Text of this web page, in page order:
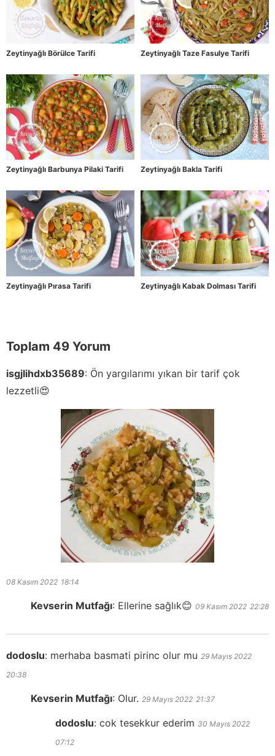
Zeytinyağlı Börülce Tarifi Zeytinyağlı Taze Fasulye Tarifi
Zeytinyağlı Barbunya Pilaki Tarifi Zeytinyağlı Bakla Tarifi
Zeytinyağlı Pırasa Tarifi Zeytinyağlı Kabak Dolması Tarifi
Toplam 49 Yorum
isgjlihdxb35689: Ön yargılarımı yıkan bir tarif çok
lezzetli😍
08 Kasım 2022 18:14
Kevserin Mutfağı: Ellerine sağlık😊 09 Kasım 2022 22:28
dodoslu: merhaba basmati pirinc olur mu 29 Mayıs 2022
20:38
Kevserin Mutfağı: Olur. 29 Mayıs 2022 21:37
dodoslu: cok tesekkur ederim 30 Mayıs 2022
07:12